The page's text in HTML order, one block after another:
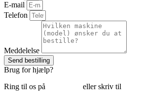
E-mail
Telefon
Meddelelse
Send bestilling
Brug for hjælp?
Ring til os på
eller skriv til